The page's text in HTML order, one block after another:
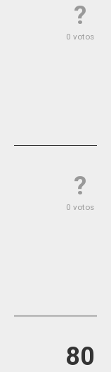
?
0 votos
?
0 votos
80